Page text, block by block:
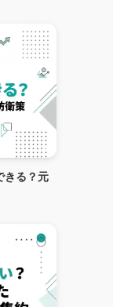
きる？元